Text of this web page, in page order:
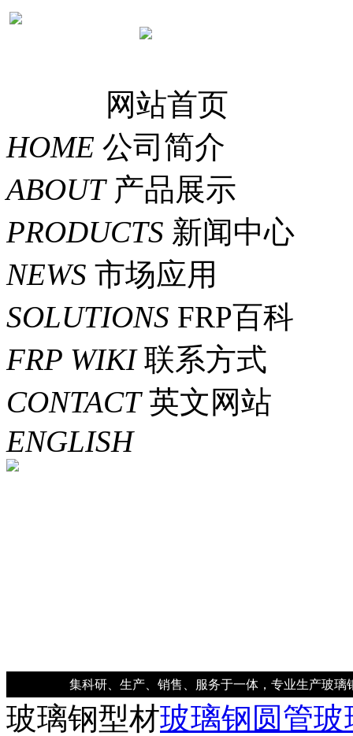
网站首页
HOME 公司简介
ABOUT 产品展示
PRODUCTS 新闻中心
NEWS 市场应用
SOLUTIONS FRP百科
FRP WIKI 联系方式
CONTACT 英文网站
ENGLISH
集科研、生产、销售、服务于一体，专业生产玻璃
玻璃钢型材玻璃钢圆管玻